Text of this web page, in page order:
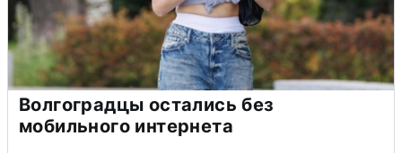
Волгоградцы остались без
мобильного интернета